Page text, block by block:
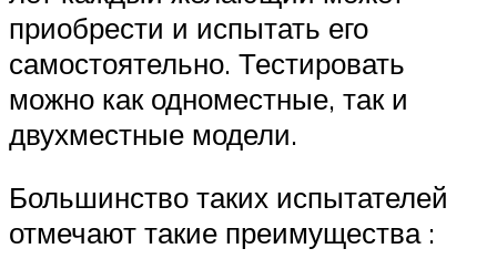
приобрести и испытать его
самостоятельно. Тестировать
можно как одноместные, так и
двухместные модели.
Большинство таких испытателей
отмечают такие преимущества :